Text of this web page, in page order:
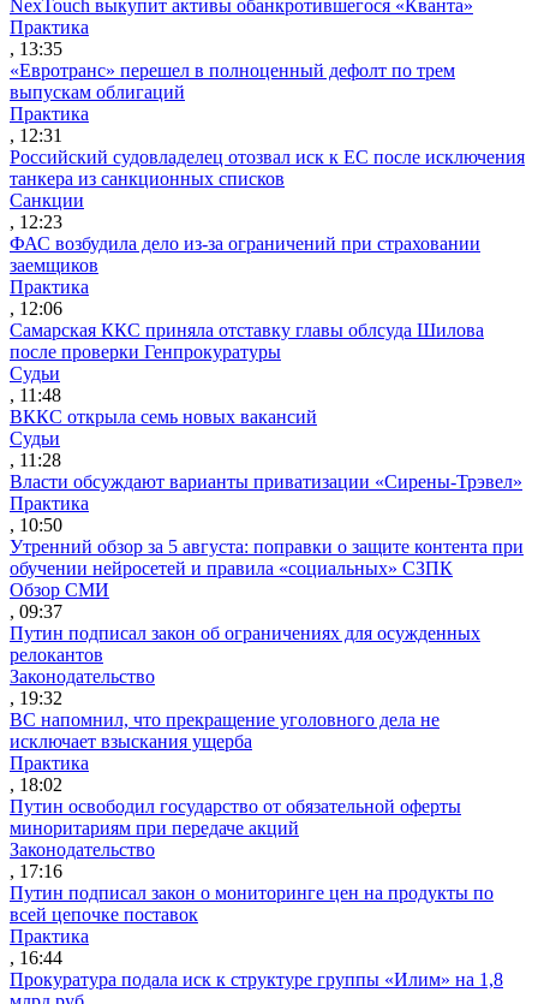
NexTouch выкупит активы обанкротившегося «Кванта»
Практика
, 13:35
«Евротранс» перешел в полноценный дефолт по трем
выпускам облигаций
Практика
, 12:31
Российский судовладелец отозвал иск к ЕС после исключения
танкера из санкционных списков
Санкции
, 12:23
ФАС возбудила дело из-за ограничений при страховании
заемщиков
Практика
, 12:06
Самарская ККС приняла отставку главы облсуда Шилова
после проверки Генпрокуратуры
Судьи
, 11:48
ВККС открыла семь новых вакансий
Судьи
, 11:28
Власти обсуждают варианты приватизации «Сирены-Трэвел»
Практика
, 10:50
Утренний обзор за 5 августа: поправки о защите контента при
обучении нейросетей и правила «социальных» СЗПК
Обзор СМИ
, 09:37
Путин подписал закон об ограничениях для осужденных
релокантов
Законодательство
, 19:32
ВС напомнил, что прекращение уголовного дела не
исключает взыскания ущерба
Практика
, 18:02
Путин освободил государство от обязательной оферты
миноритариям при передаче акций
Законодательство
, 17:16
Путин подписал закон о мониторинге цен на продукты по
всей цепочке поставок
Практика
, 16:44
Прокуратура подала иск к структуре группы «Илим» на 1,8